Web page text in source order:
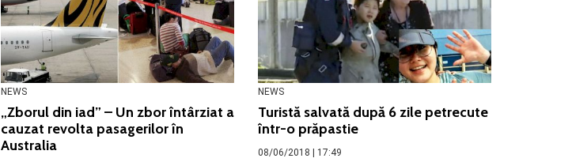
NEWS
„Zborul din iad” – Un zbor întârziat a
cauzat revolta pasagerilor în
Australia
NEWS
Turistă salvată după 6 zile petrecute
într-o prăpastie
08/06/2018 | 17:49